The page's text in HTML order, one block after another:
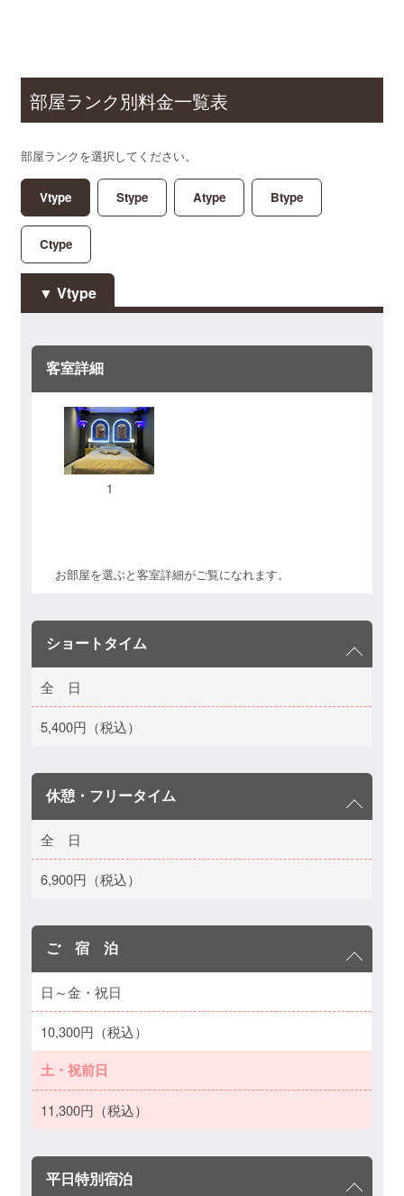
部屋ランク別料金一覧表
部屋ランクを選択してください。
Vtype Stype Atype Btype
Ctype
Vtype
客室詳細
1
お部屋を選ぶと客室詳細がご覧になれます。
ショートタイム
全 日
5,400円（税込）
休憩・フリータイム
全 日
6,900円（税込）
ご 宿 泊
日～金・祝日
10,300円（税込）
土・祝前日
11,300円（税込）
平日特別宿泊